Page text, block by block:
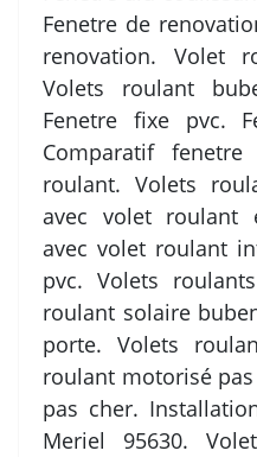
Fenetre de
renovation. Volet
Volets roulant
Fenetre fixe pvc.
Comparatif
roulant. Volets
avec volet roulant
avec volet roulant
pvc. Volets
roulant solaire
porte. Volets
roulant motorisé
pas cher.
Meriel 95630.